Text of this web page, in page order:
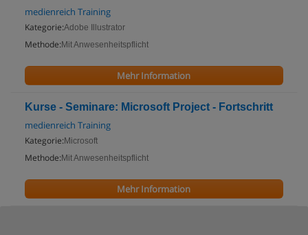
medienreich Training
Kategorie:Adobe Illustrator
Methode: Mit Anwesenheitspflicht
Mehr Information
Kurse - Seminare: Microsoft Project - Fortschritt
medienreich Training
Kategorie: Microsoft
Methode: Mit Anwesenheitspflicht
Mehr Information